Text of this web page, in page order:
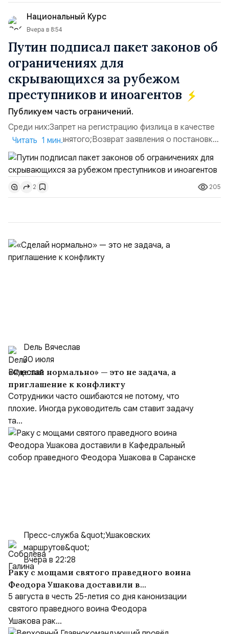
использовавшиеся для хранения военного
имущества ВСУ; Сортировочны...
Национальный Курс
Вчера в 8:54
Путин подписал пакет законов об
ограничениях для
скрывающихся за рубежом
преступников и иноагентов
Публикуем часть ограничений.
Среди них:Запрет на регистрацию физлица в качестве
ИП или самозанятого;Возврат заявления о постановке
недвижимости на кадастровый учет;Ограничение
водительских прав;Запрет регистрации транспортных
средств и на заключение сделок по
доверенности;Отказ в заключении кредитного
договора, предоставлении государственных и
Читать 1 мин.
2 205
Dель Вячеслав
30 июля
«Сделай нормально» — это не задача, а
приглашение к конфликту
Сотрудники часто ошибаются не потому, что
плохие. Иногда руководитель сам ставит задачу
та...
Пресс-служба &quot;Ушаковских
маршрутов&quot;
Вчера в 22:28
Раку с мощами святого праведного воина
Феодора Ушакова доставили в
Кафедральный собор праведного Феодора
Ушакова в Саранске
5 августа в честь 25-летия со дня канонизации
святого праведного воина Феодора
Ушакова рак...